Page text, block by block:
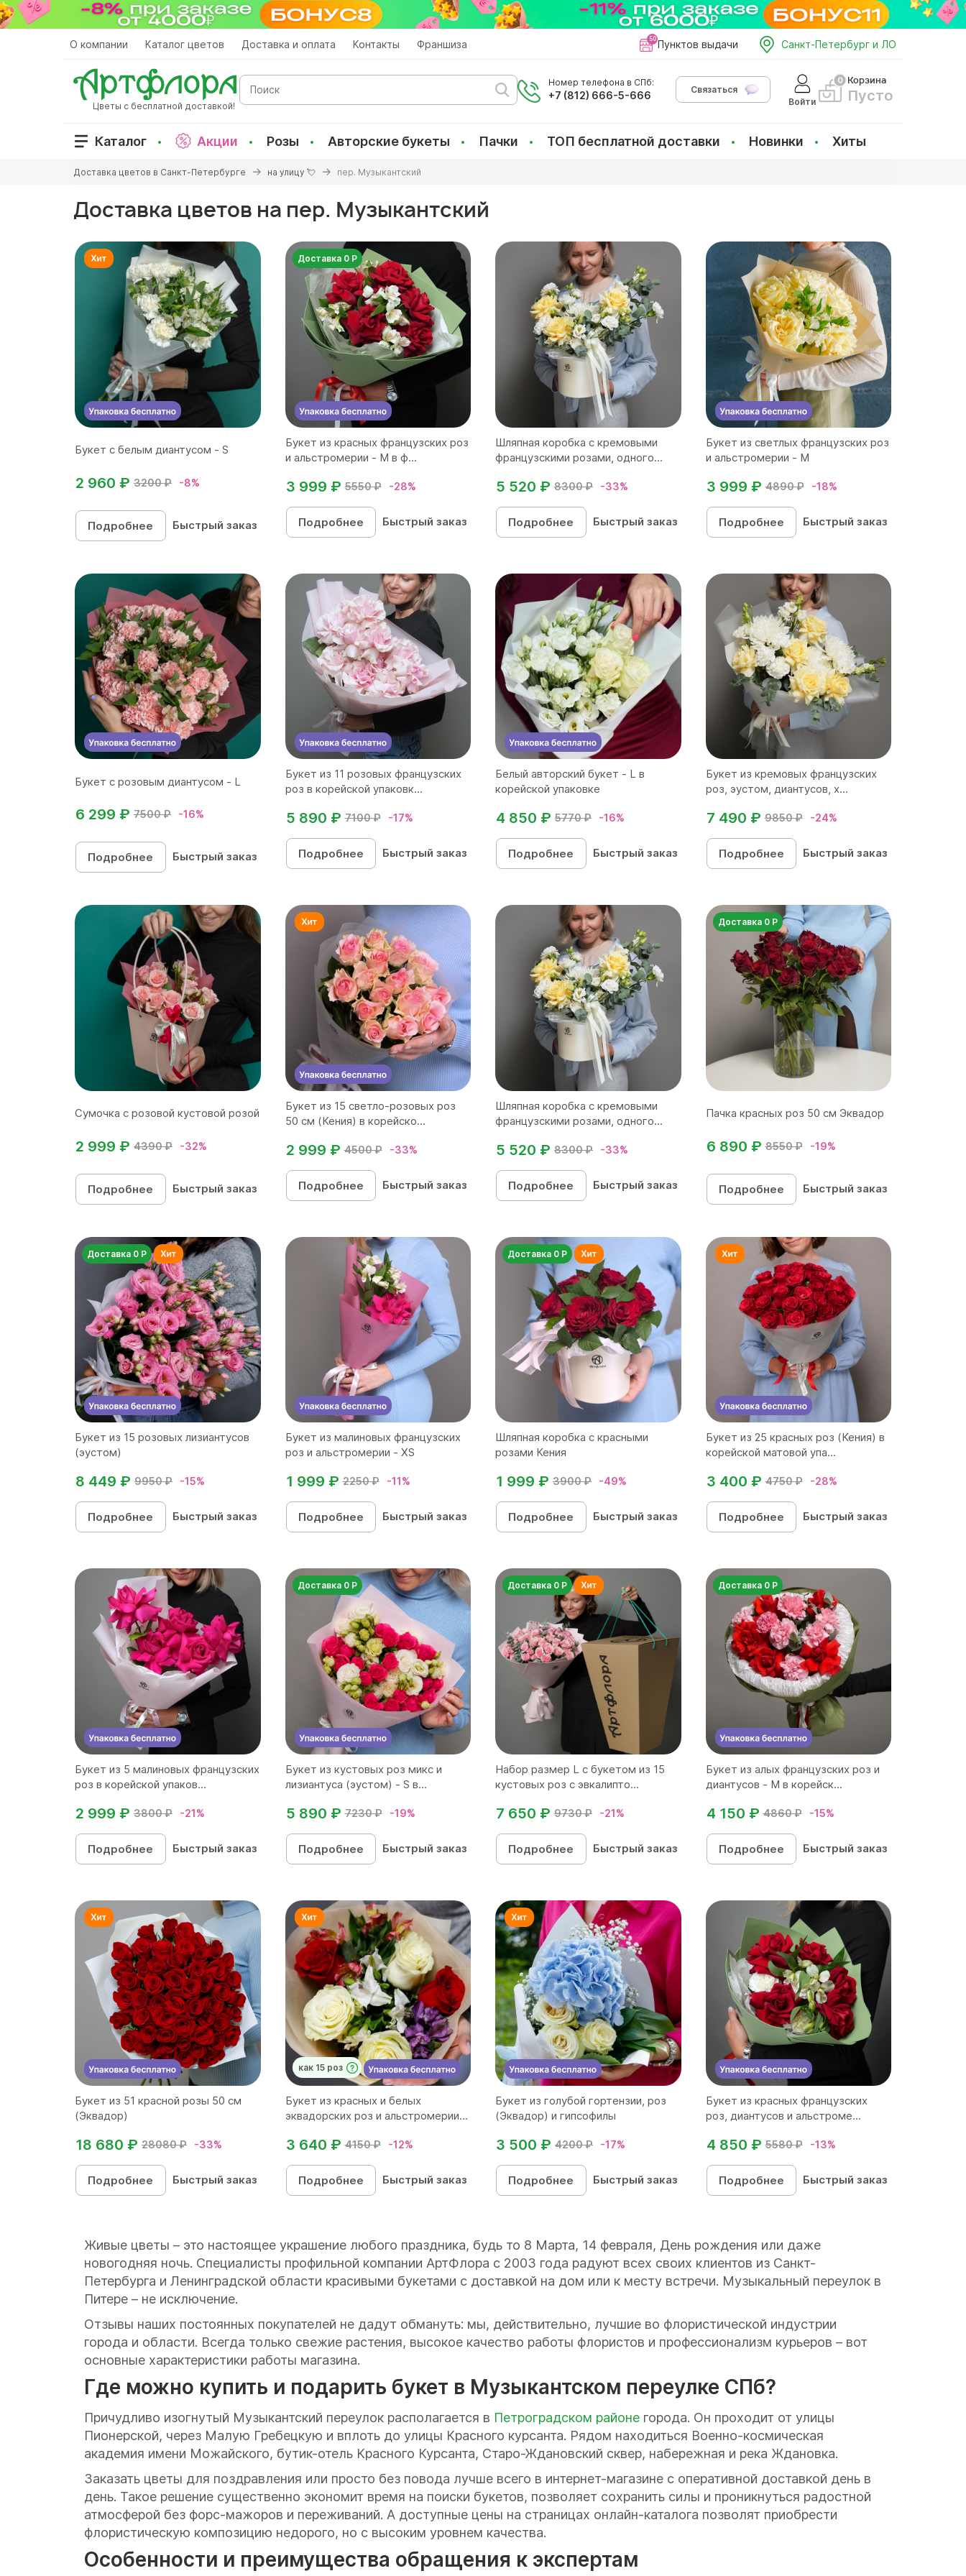
Перейти
к
О компании Каталог цветов Доставка и оплата Контакты Франшиза Пунктов выдачи Санкт-Петербург и ЛО
Цветы с бесплатной доставкой!
Поиск
Номер телефона в СПб:
+7 (812) 666-5-666
Связаться
Войти
Корзина
Пусто
Каталог Акции Розы Авторские букеты Пачки ТОП бесплатной доставки Новинки Хиты
здесь
Доставка цветов в Санкт-Петербурге на улицу 💘 пер. Музыкантский
Доставка цветов на пер. Музыкантский
Букет с белым диантусом - S
3200 ₽ -8%
2 960 ₽
Подробнее Быстрый заказ
Доставка 0 Р
Букет из красных французских роз
и альстромерии - М в ф...
5550 ₽ -28%
3 999 ₽
Подробнее Быстрый заказ
Шляпная коробка с кремовыми
французскими розами, одного...
8300 ₽ -33%
5 520 ₽
Подробнее Быстрый заказ
Букет из светлых французских роз
и альстромерии - М
4890 ₽ -18%
3 999 ₽
Подробнее Быстрый заказ
Букет с розовым диантусом - L
7500 ₽ -16%
6 299 ₽
Подробнее Быстрый заказ
Букет из 11 розовых французских
роз в корейской упаковк...
7100 ₽ -17%
5 890 ₽
Подробнее Быстрый заказ
Белый авторский букет - L в
корейской упаковке
5770 ₽ -16%
4 850 ₽
Подробнее Быстрый заказ
Букет из кремовых французских
роз, эустом, диантусов, х...
9850 ₽ -24%
7 490 ₽
Подробнее Быстрый заказ
Сумочка с розовой кустовой розой
4390 ₽ -32%
2 999 ₽
Подробнее Быстрый заказ
Букет из 15 светло-розовых роз
50 см (Кения) в корейско...
4500 ₽ -33%
2 999 ₽
Подробнее Быстрый заказ
Шляпная коробка с кремовыми
французскими розами, одного...
8300 ₽ -33%
5 520 ₽
Подробнее Быстрый заказ
Доставка 0 Р
Пачка красных роз 50 см Эквадор
8550 ₽ -19%
6 890 ₽
Подробнее Быстрый заказ
Доставка 0 Р
Букет из 15 розовых лизиантусов
(эустом)
9950 ₽ -15%
8 449 ₽
Подробнее Быстрый заказ
Букет из малиновых французских
роз и альстромерии - XS
2250 ₽ -11%
1 999 ₽
Подробнее Быстрый заказ
Доставка 0 Р
Шляпная коробка с красными
розами Кения
3900 ₽ -49%
1 999 ₽
Подробнее Быстрый заказ
Букет из 25 красных роз (Кения) в
корейской матовой упа...
4750 ₽ -28%
3 400 ₽
Подробнее Быстрый заказ
Букет из 5 малиновых французских
роз в корейской упаков...
3800 ₽ -21%
2 999 ₽
Подробнее Быстрый заказ
Доставка 0 Р
Букет из кустовых роз микс и
лизиантуса (эустом) - S в...
7230 ₽ -19%
5 890 ₽
Подробнее Быстрый заказ
Доставка 0 Р
Набор размер L с букетом из 15
кустовых роз с эвкалипто...
9730 ₽ -21%
7 650 ₽
Подробнее Быстрый заказ
Доставка 0 Р
Букет из алых французских роз и
диантусов - M в корейск...
4860 ₽ -15%
4 150 ₽
Подробнее Быстрый заказ
Букет из 51 красной розы 50 см
(Эквадор)
28080 ₽ -33%
18 680 ₽
Подробнее Быстрый заказ
как 15 роз
Букет из красных и белых
эквадорских роз и альстромерии...
4150 ₽ -12%
3 640 ₽
Подробнее Быстрый заказ
Букет из голубой гортензии, роз
(Эквадор) и гипсофилы
4200 ₽ -17%
3 500 ₽
Подробнее Быстрый заказ
Букет из красных французских
роз, диантусов и альстроме...
5580 ₽ -13%
4 850 ₽
Подробнее Быстрый заказ
Живые цветы – это настоящее украшение любого праздника, будь то 8 Марта, 14 февраля, День рождения или даже
новогодняя ночь. Специалисты профильной компании АртФлора с 2003 года радуют всех своих клиентов из Санкт-
Петербурга и Ленинградской области красивыми букетами с доставкой на дом или к месту встречи. Музыкальный переулок в
Питере – не исключение.
Отзывы наших постоянных покупателей не дадут обмануть: мы, действительно, лучшие во флористической индустрии
города и области. Всегда только свежие растения, высокое качество работы флористов и профессионализм курьеров – вот
основные характеристики работы магазина.
Где можно купить и подарить букет в Музыкантском переулке СПб?
Причудливо изогнутый Музыкантский переулок располагается в Петроградском районе города. Он проходит от улицы
Пионерской, через Малую Гребецкую и вплоть до улицы Красного курсанта. Рядом находиться Военно-космическая
академия имени Можайского, бутик-отель Красного Курсанта, Старо-Ждановский сквер, набережная и река Ждановка.
Заказать цветы для поздравления или просто без повода лучше всего в интернет-магазине с оперативной доставкой день в
день. Такое решение существенно экономит время на поиски букетов, позволяет сохранить силы и проникнуться радостной
атмосферой без форс-мажоров и переживаний. А доступные цены на страницах онлайн-каталога позволят приобрести
флористическую композицию недорого, но с высоким уровнем качества.
Особенности и преимущества обращения к экспертам